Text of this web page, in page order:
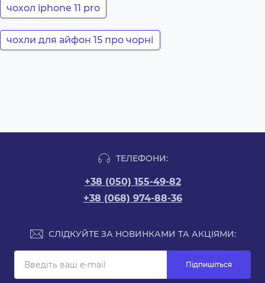
чохол iphone 11 pro
чохли для айфон 15 про чорні
ТЕЛЕФОНИ:
+38 (050) 155-49-82
+38 (068) 974-88-36
СЛІДКУЙТЕ ЗА НОВИНКАМИ ТА АКЦІЯМИ:
Підпишіться